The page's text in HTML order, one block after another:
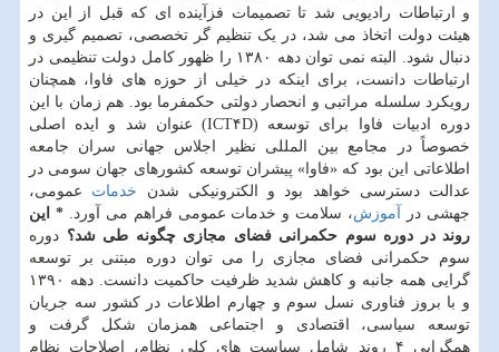
و ارتباطات رادیویی شد تا تصمیمات فزآینده ای که قبل از این در
هیئت دولت اتخاذ می شد، در یک تنظیم گر تخصصی، تصمیم گیری و
دنبال شود. البته نمی توان دهه ۱۳۸۰ را ظهور کامل دولت تنظیمی در
ارتباطات دانست، برای اینکه در خیلی از حوزه های فاوا، همچنان
رویکرد سلسله مراتبی و انحصار دولتی حکمفرما بود. هم زمان با این
دوره ادبیات فاوا برای توسعه (ICT۴D) عنوان شد و ایده اصلی
خصوصاً در مجامع بین المللی نظیر اجلاس جهانی سران جامعه
اطلاعاتی این بود که «فاوا» پیشران توسعه کشورهای جهان سومی در
عدالت دسترسی خواهد بود و الکترونیکی شدن خدمات عمومی،
جهشی در آموزش، سلامت و خدمات عمومی فراهم می آورد.* این
روند در دوره سوم حکمرانی فضای مجازی چگونه طی شد؟ دوره
سوم حکمرانی فضای مجازی را می توان دوره مبتنی بر توسعه
گرایی همه جانبه و کاهش شدید ظرفیت حاکمیت دانست. دهه ۱۳۹۰
و با بروز فناوری نسل سوم و چهارم اطلاعات در کشور سه جریان
توسعه سیاسی، اقتصادی و اجتماعی همزمان شکل گرفت و
همگرایی ۴ روند شامل سیاست های کلی نظام، اصلاحات نظام